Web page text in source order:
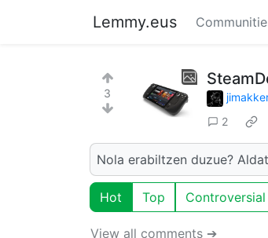
Lemmy.eus
3
2
Nola erabiltzen duzue?
Hot Top Controversial
View all comments ➔